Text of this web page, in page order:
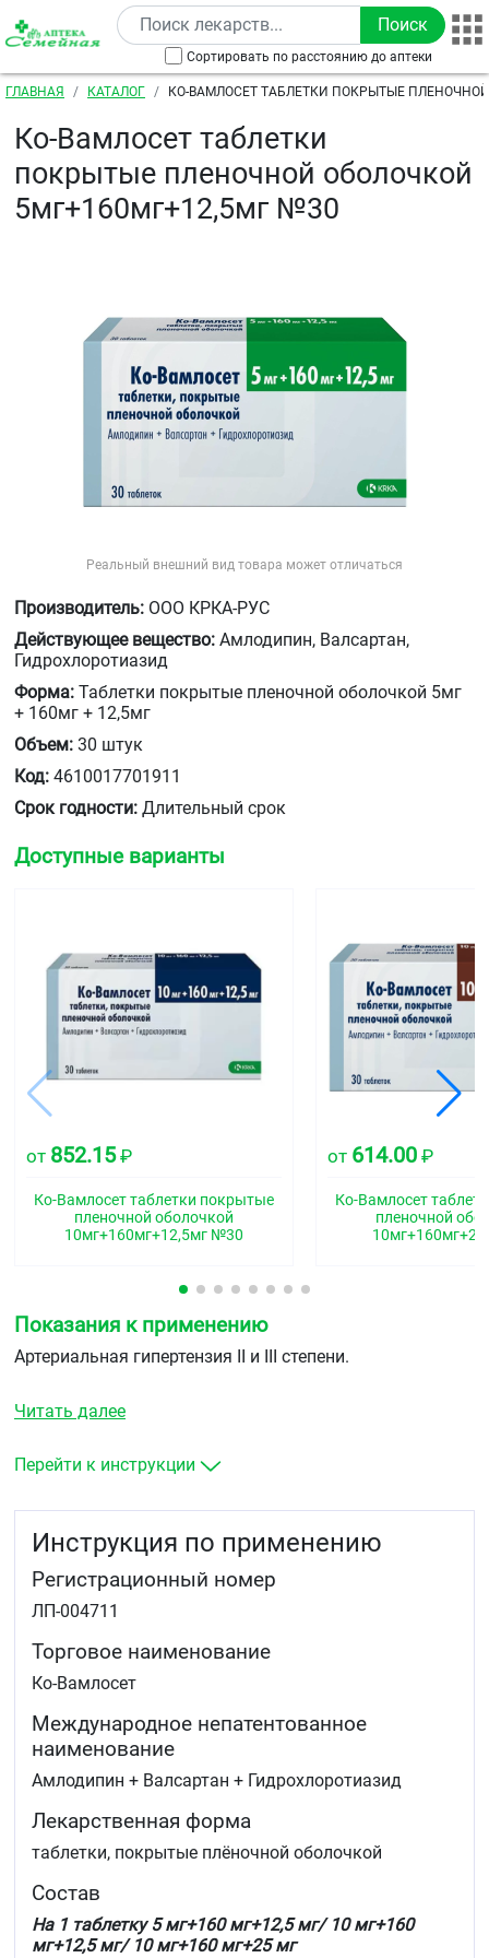
Перейти к основному содержанию
Сортировать по расстоянию до аптеки
Строка навигации
ГЛАВНАЯ КАТАЛОГ
КО-ВАМЛОСЕТ ТАБЛЕТКИ ПОКРЫТЫЕ
Ко-Вамлосет таблетки
покрытые пленочной оболочкой
5мг+160мг+12,5мг №30
Реальный внешний вид товара может отличаться
Производитель: ООО КРКА-РУС
Действующее вещество: Амлодипин, Валсартан,
Гидрохлоротиазид
Форма: Таблетки покрытые пленочной оболочкой 5мг
+ 160мг + 12,5мг
Объем: 30 штук
Код: 4610017701911
Срок годности: Длительный срок
Доступные варианты
от 852.15₽
Ко-Вамлосет таблетки покрытые
пленочной оболочкой
10мг+160мг+12,5мг №30
от 614.00 ₽
Ко-Вамлосет
пленочной
Показания к применению
Артериальная гипертензия II и III степени.
Читать далее
Перейти к инструкции
Инструкция по применению
Регистрационный номер
ЛП-004711
Торговое наименование
Ко-Вамлосет
Международное непатентованное
наименование
Амлодипин + Валсартан + Гидрохлоротиазид
Лекарственная форма
таблетки, покрытые плёночной оболочкой
Состав
На 1 таблетку 5 мг+160 мг+12,5 мг/ 10 мг+160
мг+12,5 мг/ 10 мг+160 мг+25 мг